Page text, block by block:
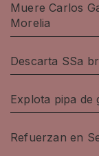
Muere Carlos
Morelia
Descarta SSa
Explota pipa de
Refuerzan en